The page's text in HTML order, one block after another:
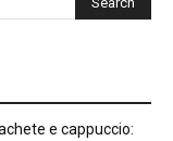
e cappuccio: